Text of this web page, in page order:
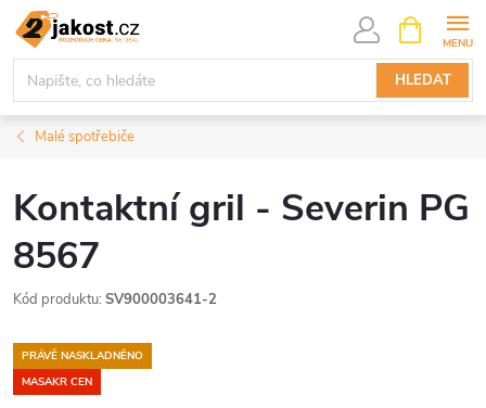
Přejít
obsah
HLEDAT
NÁKUPNÍ
KOŠÍK
Malé spotřebiče
Kontaktní gril - Severin PG
8567
Kód produktu: SV900003641-2
PRÁVĚ NASKLADNĚNO
MASAKR CEN